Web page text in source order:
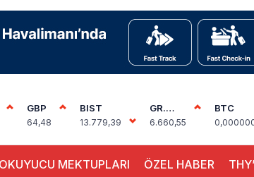
GBP
64,48
BIST
13.779,39
GR.
ALTIN
6.660,55
BTC
OKUYUCU MEKTUPLARI ÖZEL HABER